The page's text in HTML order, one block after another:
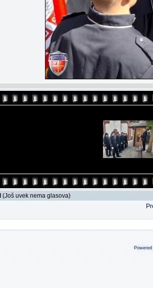
(Još uvek nema glasova)